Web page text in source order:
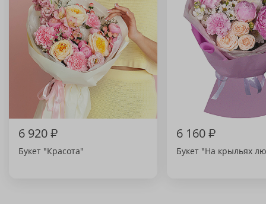
6 920₽
Букет "Красота"
6 160₽
Букет "На крыльях